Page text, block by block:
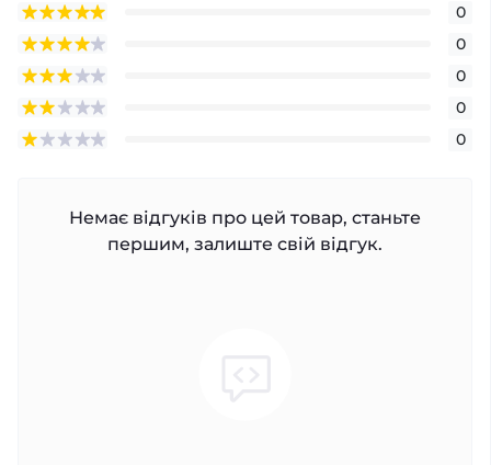
0
0
0
0
0
Немає відгуків про цей товар, станьте
першим, залиште свій відгук.